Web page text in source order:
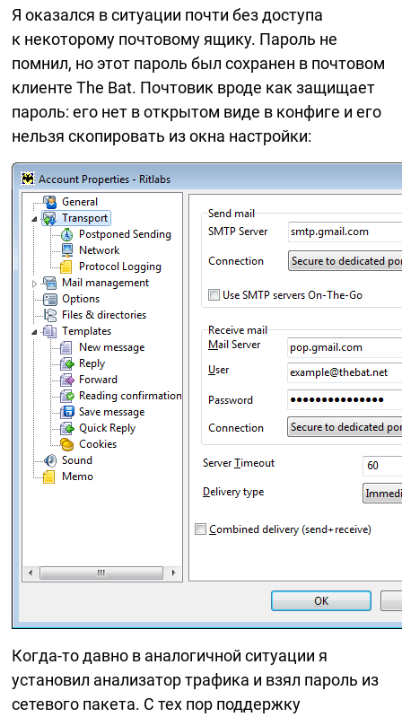
Я оказался в ситуации почти без доступа
к некоторому почтовому ящику. Пароль не
помнил, но этот пароль был сохранен в почтовом
клиенте The Bat. Почтовик вроде как защищает
пароль: его нет в открытом виде в конфиге и его
нельзя скопировать из окна настройки:
Когда-тодавно в аналогичной ситуации я
установил анализатор трафика и взял пароль из
сетевого пакета. С тех пор поддержку